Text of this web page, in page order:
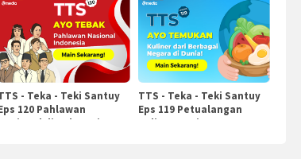
- Teka - Teki Santuy
120 Pahlawan
Nasional di Indonesia
TTS - Teka - Teki Santuy
Eps 119 Petualangan
Kuliner Dunia